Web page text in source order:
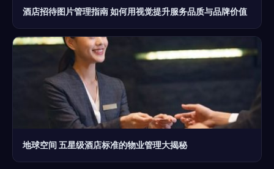
酒店招待图片管理指南 如何用视觉提升服务品质与品牌价值
地球空间 五星级酒店标准的物业管理大揭秘